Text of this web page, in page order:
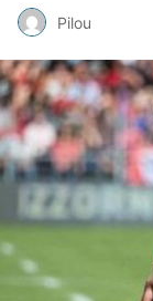
Pilou